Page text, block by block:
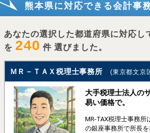
熊本県に対応できる会計事
あなたの選択した都道府県に対応し
を 240 件 選びました。
ＭＲ－ＴＡＸ税理士事務所 (東京都文京
大手税理士法人の
易い価格で。
MR-TAX税理士事務所
の銀座事務所で所長